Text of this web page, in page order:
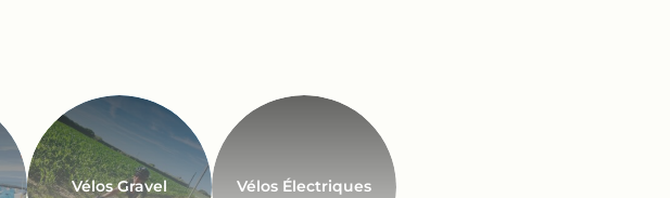
Vélos Gravel Vélos Électriques